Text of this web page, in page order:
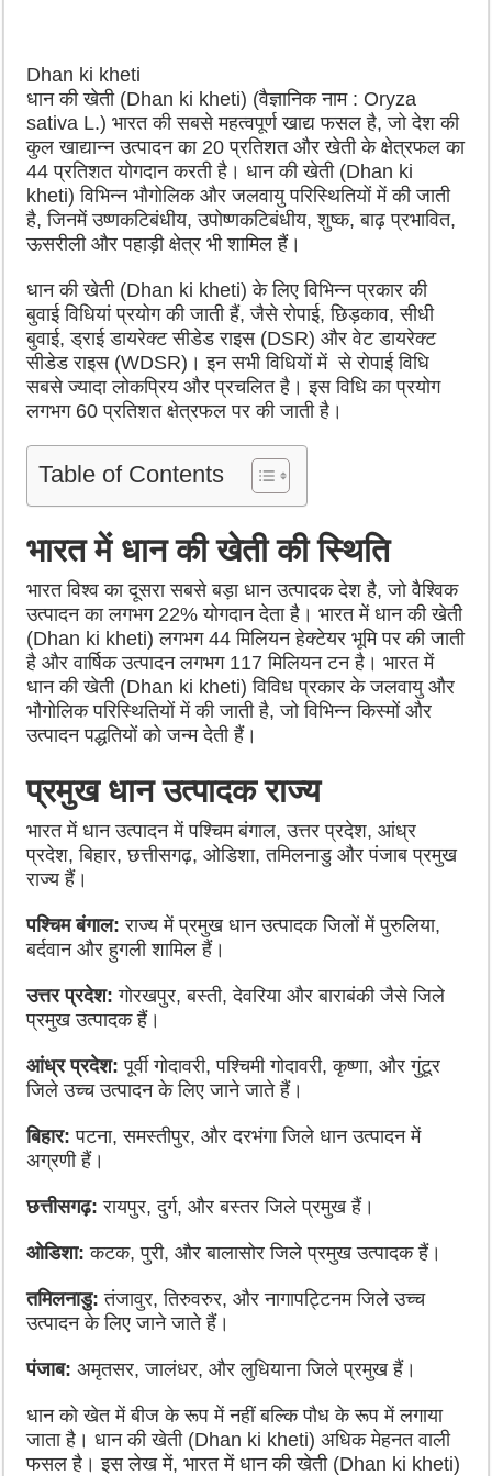
Dhan ki kheti
धान की खेती (Dhan ki kheti) (वैज्ञानिक नाम : Oryza
sativa L.) भारत की सबसे महत्वपूर्ण खाद्य फसल है, जो देश की
कुल खाद्यान्न उत्पादन का 20 प्रतिशत और खेती के क्षेत्रफल का
44 प्रतिशत योगदान करती है। धान की खेती (Dhan ki
kheti) विभिन्न भौगोलिक और जलवायु परिस्थितियों में की जाती
है, जिनमें उष्णकटिबंधीय, उपोष्णकटिबंधीय, शुष्क, बाढ़ प्रभावित,
ऊसरीली और पहाड़ी क्षेत्र भी शामिल हैं।
धान की खेती (Dhan ki kheti) के लिए विभिन्न प्रकार की
बुवाई विधियां प्रयोग की जाती हैं, जैसे रोपाई, छिड़काव, सीधी
बुवाई, ड्राई डायरेक्ट सीडेड राइस (DSR) और वेट डायरेक्ट
सीडेड राइस (WDSR)। इन सभी विधियों में से रोपाई विधि
सबसे ज्यादा लोकप्रिय और प्रचलित है। इस विधि का प्रयोग
लगभग 60 प्रतिशत क्षेत्रफल पर की जाती है।
Table of Contents
भारत में धान की खेती की स्थिति
भारत विश्व का दूसरा सबसे बड़ा धान उत्पादक देश है, जो वैश्विक
उत्पादन का लगभग 22% योगदान देता है। भारत में धान की खेती
(Dhan ki kheti) लगभग 44 मिलियन हेक्टेयर भूमि पर की जाती
है और वार्षिक उत्पादन लगभग 117 मिलियन टन है। भारत में
धान की खेती (Dhan ki kheti) विविध प्रकार के जलवायु और
भौगोलिक परिस्थितियों में की जाती है, जो विभिन्न किस्मों और
उत्पादन पद्धतियों को जन्म देती हैं।
प्रमुख धान उत्पादक राज्य
भारत में धान उत्पादन में पश्चिम बंगाल, उत्तर प्रदेश, आंध्र
प्रदेश, बिहार, छत्तीसगढ़, ओडिशा, तमिलनाडु और पंजाब प्रमुख
राज्य हैं।
पश्चिम बंगाल: राज्य में प्रमुख धान उत्पादक जिलों में पुरुलिया,
बर्दवान और हुगली शामिल हैं।
उत्तर प्रदेश: गोरखपुर, बस्ती, देवरिया और बाराबंकी जैसे जिले
प्रमुख उत्पादक हैं।
आंध्र प्रदेश: पूर्वी गोदावरी, पश्चिमी गोदावरी, कृष्णा, और गुंटूर
जिले उच्च उत्पादन के लिए जाने जाते हैं।
बिहार: पटना, समस्तीपुर, और दरभंगा जिले धान उत्पादन में
अग्रणी हैं।
छत्तीसगढ़: रायपुर, दुर्ग, और बस्तर जिले प्रमुख हैं।
ओडिशा: कटक, पुरी, और बालासोर जिले प्रमुख उत्पादक हैं।
तमिलनाडु: तंजावुर, तिरुवरुर, और नागापट्टिनम जिले उच्च
उत्पादन के लिए जाने जाते हैं।
पंजाब: अमृतसर, जालंधर, और लुधियाना जिले प्रमुख हैं।
धान को खेत में बीज के रूप में नहीं बल्कि पौध के रूप में लगाया
जाता है। धान की खेती (Dhan ki kheti) अधिक मेहनत वाली
फसल है। इस लेख में, भारत में धान की खेती (Dhan ki kheti)